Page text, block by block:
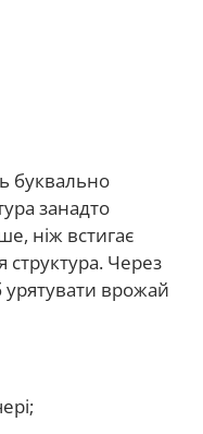
буквально
занадто
ніж встигає
структура. Через
врожай